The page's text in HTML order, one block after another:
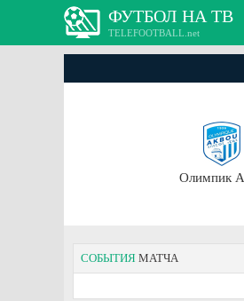
ФУТБОЛ НА ТВ
TELEFOOTBALL.net
Олимпик
СОБЫТИЯ МАТЧА